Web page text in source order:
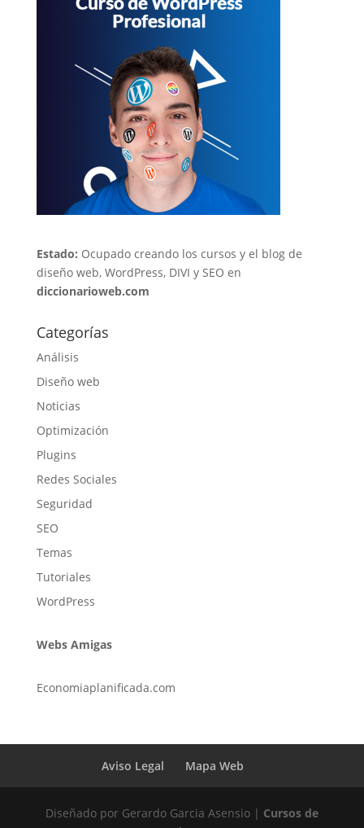
Estado: Ocupado creando los cursos y el blog de
diseño web, WordPress, DIVI y SEO en
diccionarioweb.com
Categorías
Análisis
Diseño web
Noticias
Optimización
Plugins
Redes Sociales
Seguridad
SEO
Temas
Tutoriales
WordPress
Webs Amigas
Economiaplanificada.com
Aviso Legal Mapa Web
Diseñado por Gerardo Garcia Asensio | Cursos de